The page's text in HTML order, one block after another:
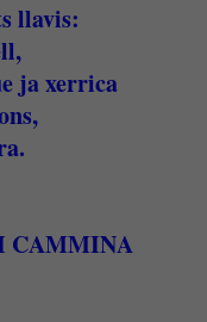
llavis:
ja xerrica
CAMMINA